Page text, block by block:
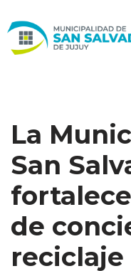
al
La
San
de
reciclaje